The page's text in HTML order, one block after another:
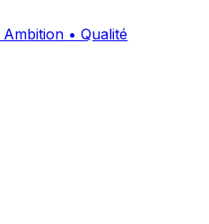
• Qualité